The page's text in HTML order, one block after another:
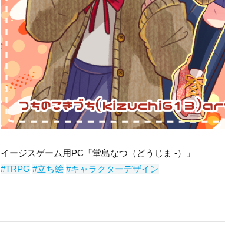
イージスゲーム用PC「堂島なつ（どうじま -）」
#TRPG #立ち絵 #キャラクターデザイン